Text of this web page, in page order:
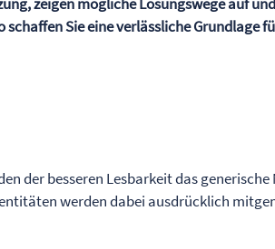
schaffen Sie eine verlässliche Grundlage
der besseren Lesbarkeit das
werden dabei ausdrücklich